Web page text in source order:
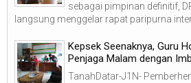
sebagai pimpinan definitif,
langsung menggelar rapat paripurna
Kepsek Seenaknya, Guru
Penjaga Malam dengan
TanahDatar-J1N-